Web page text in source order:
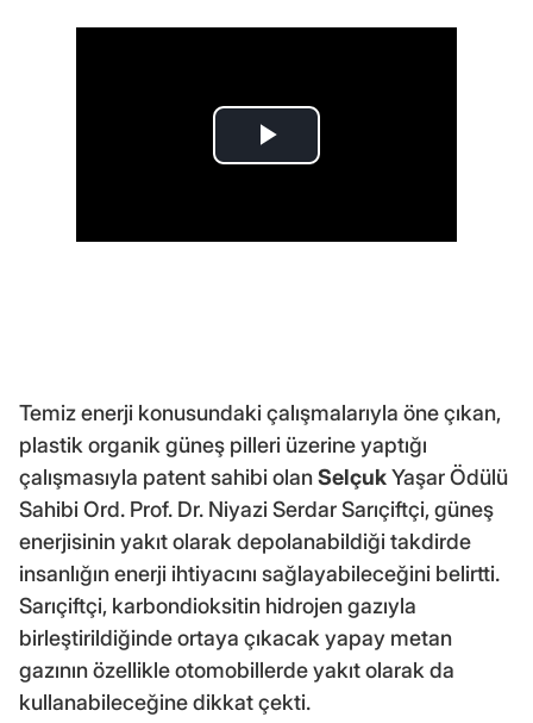
Temiz enerji konusundaki çalışmalarıyla öne çıkan,
plastik organik güneş pilleri üzerine yaptığı
çalışmasıyla patent sahibi olanSelçukYaşar Ödülü
Sahibi Ord. Prof. Dr. Niyazi Serdar Sarıçiftçi, güneş
enerjisinin yakıt olarak depolanabildiği takdirde
insanlığın enerji ihtiyacını sağlayabileceğini belirtti.
Sarıçiftçi, karbondioksitin hidrojen gazıyla
birleştirildiğinde ortaya çıkacak yapay metan
gazının özellikle otomobillerde yakıt olarak da
kullanabileceğine dikkat çekti.